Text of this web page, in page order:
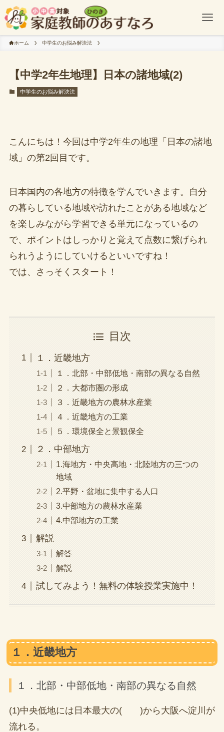
ホーム 中学生のお悩み解決法
【中学2年生地理】日本の諸地域(2)
中学生のお悩み解決法
こんにちは！今回は中学2年生の地理「日本の諸地
域」の第2回目です。
日本国内の各地方の特徴を学んでいきます。自分
の暮らしている地域や訪れたことがある地域など
を楽しみながら学習できる単元になっているの
で、ポイントはしっかりと覚えて点数に繋げられ
られうようにしていけるといいですね！
では、さっそくスタート！
目次
１．近畿地方
１．北部・中部低地・南部の異なる自然
２．大都市圏の形成
３．近畿地方の農林水産業
４．近畿地方の工業
５．環境保全と景観保全
２．中部地方
1.海地方・中央高地・北陸地方の三つの
地域
2.平野・盆地に集中する人口
3.中部地方の農林水産業
4.中部地方の工業
解説
解答
解説
試してみよう！無料の体験授業実施中！
１．近畿地方
１．北部・中部低地・南部の異なる自然
(1)中央低地には日本最大の( )から大阪へ淀川が
流れる。